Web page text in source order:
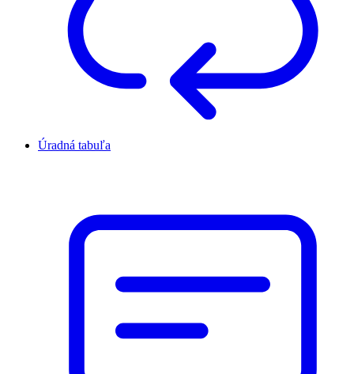
Úradná tabuľa